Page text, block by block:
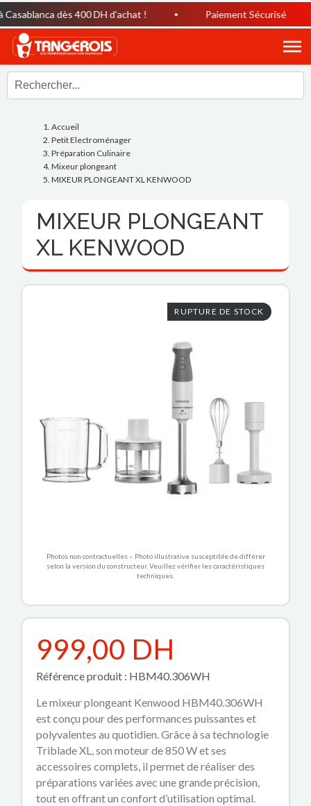
dès 400 DH d’achat ! Paiement Sécurisé
Accueil
Petit Electroménager
Préparation Culinaire
Mixeur plongeant
MIXEUR PLONGEANT XL KENWOOD
MIXEUR PLONGEANT
XL KENWOOD
RUPTURE DE STOCK
Photos non contractuelles – Photo illustrative susceptible de différer
selon la version du constructeur. Veuillez vérifier les caractéristiques
techniques.
999,00 DH
Référence produit : HBM40.306WH
Le mixeur plongeant Kenwood HBM40.306WH
est conçu pour des performances puissantes et
polyvalentes au quotidien. Grâce à sa technologie
Triblade XL, son moteur de 850 W et ses
accessoires complets, il permet de réaliser des
préparations variées avec une grande précision,
tout en offrant un confort d’utilisation optimal.